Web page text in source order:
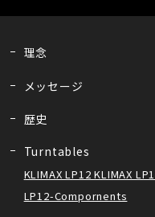
理念
メッセージ
歴史
Turntables
KLIMAX LP12 KLIMAX
LP12-Compornents